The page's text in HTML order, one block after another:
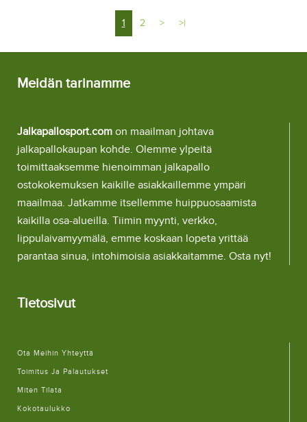
1 2 > >|
Meidän tarinamme
Jalkapallosport.com on maailman johtava
jalkapallokaupan kohde. Olemme ylpeitä
toimittaaksemme hienoimman jalkapallo
ostokokemuksen kaikille asiakkaillemme ympäri
maailmaa. Jatkamme itsellemme huippuosaamista
kaikilla osa-alueilla. Tiimin myynti, verkko,
lippulaivamyymälä, emme koskaan lopeta yrittää
parantaa sinua, intohimoisia asiakkaitamme. Osta nyt!
Tietosivut
Ota Meihin Yhteyttä
Toimitus Ja Palautukset
Miten Tilata
Kokotaulukko